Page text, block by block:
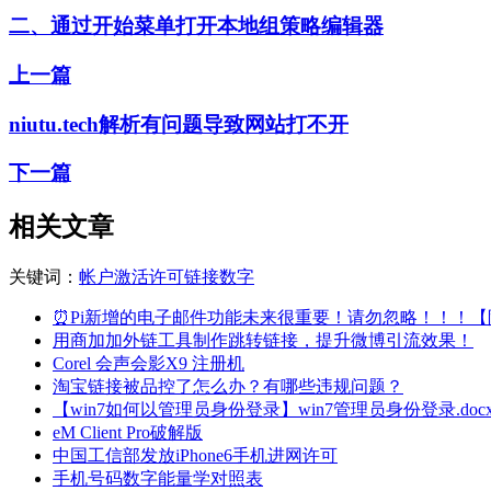
二、通过开始菜单打开本地组策略编辑器
上一篇
niutu.tech解析有问题导致网站打不开
下一篇
相关文章
关键词： 帐户激活许可链接数字
⏰Pi新增的电子邮件功能未来很重要！请勿忽略！！！【
用商加加外链工具制作跳转链接，提升微博引流效果！
Corel 会声会影X9 注册机
淘宝链接被品控了怎么办？有哪些违规问题？
【win7如何以管理员身份登录】win7管理员身份登录
eM Client Pro破解版
中国工信部发放iPhone6手机进网许可
手机号码数字能量学对照表